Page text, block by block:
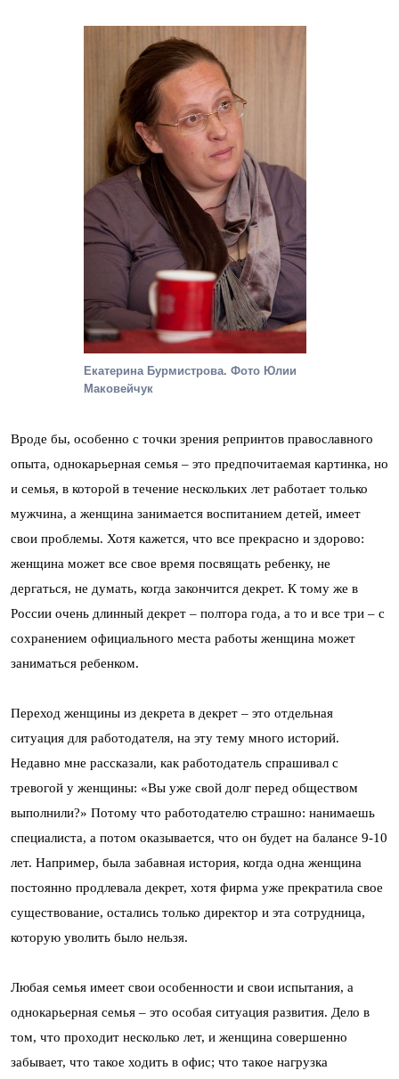
Екатерина Бурмистрова. Фото Юлии
Маковейчук
Вроде бы, особенно с точки зрения репринтов православного
опыта, однокарьерная семья – это предпочитаемая картинка, но
и семья, в которой в течение нескольких лет работает только
мужчина, а женщина занимается воспитанием детей, имеет
свои проблемы. Хотя кажется, что все прекрасно и здорово:
женщина может все свое время посвящать ребенку, не
дергаться, не думать, когда закончится декрет. К тому же в
России очень длинный декрет – полтора года, а то и все три – с
сохранением официального места работы женщина может
заниматься ребенком.
Переход женщины из декрета в декрет – это отдельная
ситуация для работодателя, на эту тему много историй.
Недавно мне рассказали, как работодатель спрашивал с
тревогой у женщины: «Вы уже свой долг перед обществом
выполнили?» Потому что работодателю страшно: нанимаешь
специалиста, а потом оказывается, что он будет на балансе 9-10
лет. Например, была забавная история, когда одна женщина
постоянно продлевала декрет, хотя фирма уже прекратила свое
существование, остались только директор и эта сотрудница,
которую уволить было нельзя.
Любая семья имеет свои особенности и свои испытания, а
однокарьерная семья – это особая ситуация развития. Дело в
том, что проходит несколько лет, и женщина совершенно
забывает, что такое ходить в офис; что такое нагрузка